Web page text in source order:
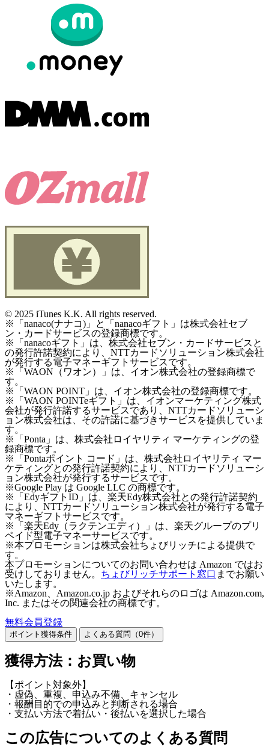
© 2025 iTunes K.K. All rights reserved.
※「nanaco(ナナコ)」と「nanacoギフト」は株式会社セブ
ン・カードサービスの登録商標です。
※「nanacoギフト」は、株式会社セブン・カードサービスと
の発行許諾契約により、NTTカードソリューション株式会社
が発行する電子マネーギフトサービスです。
※「WAON（ワオン）」は、イオン株式会社の登録商標で
す。
※「WAON POINT」は、イオン株式会社の登録商標です。
※「WAON POINTeギフト」は、イオンマーケティング株式
会社が発行許諾するサービスであり、NTTカードソリューシ
ョン株式会社は、その許諾に基づきサービスを提供していま
す。
※「Ponta」は、株式会社ロイヤリティ マーケティングの登
録商標です。
※「Pontaポイント コード」は、株式会社ロイヤリティ マー
ケティングとの発行許諾契約により、NTTカードソリューシ
ョン株式会社が発行するサービスです。
※Google Play は Google LLC の商標です。
※「EdyギフトID」は、楽天Edy株式会社との発行許諾契約
により、NTTカードソリューション株式会社が発行する電子
マネーギフトサービスです。
※「楽天Edy（ラクテンエディ）」は、楽天グループのプリ
ペイド型電子マネーサービスです。
※本プロモーションは株式会社ちょびリッチによる提供で
す。
本プロモーションについてのお問い合わせは Amazon ではお
受けしておりません。 ちょびリッチサポート窓口 までお願い
いたします。
※Amazon、Amazon.co.jp およびそれらのロゴは Amazon.com,
Inc. またはその関連会社の商標です。
無料会員登録
ポイント獲得条件 よくある質問（0件）
獲得方法：お買い物
【ポイント対象外】
・虚偽、重複、申込み不備、キャンセル
・報酬目的での申込みと判断される場合
・支払い方法で着払い・後払いを選択した場合
この広告についてのよくある質問